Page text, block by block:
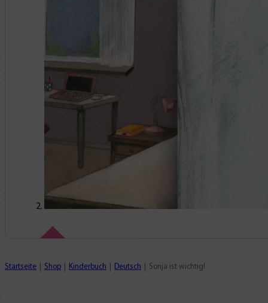
Neu • Neu • Neu
Startseite Shop Kinderbuch Deutsch Sonja ist wichtig!